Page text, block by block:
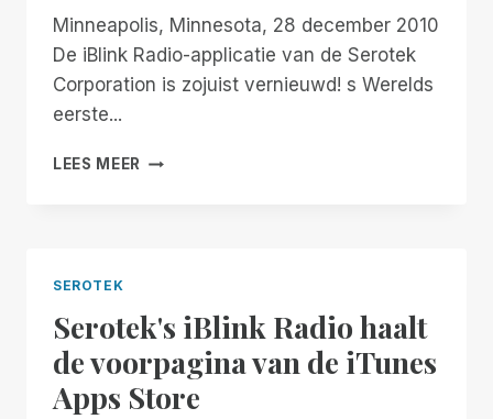
Minneapolis, Minnesota, 28 december 2010
De iBlink Radio-applicatie van de Serotek
Corporation is zojuist vernieuwd! s Werelds
eerste...
LEES MEER IBLINK
APPLE
APP
STORE
SEROTEK
Serotek's iBlink Radio haalt
de voorpagina van de iTunes
Apps Store